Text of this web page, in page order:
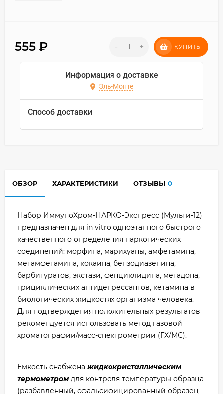
555 ₽ - + КУПИТЬ
Информация о доставке
Эль-Монте
Способ доставки
ОБЗОР ХАРАКТЕРИСТИКИ ОТЗЫВЫ 0
Набор ИммуноХром-НАРКО-Экспресс (Мульти-12)
предназначен для in vitro одноэтапного быстрого
качественного определения наркотических
соединений: морфина, марихуаны, амфетамина,
метамфетамина, кокаина, бензодиазепина,
барбитуратов, экстази, фенциклидина, метадона,
трициклических антидепрессантов, кетамина в
биологических жидкостях организма человека.
Для подтверждения положительных результатов
рекомендуется использовать метод газовой
хроматографии/масс-спектрометрии (ГХ/МС).
Емкость снабженажидкокристаллическим
термометром для контроля температуры образца
(разбавленный, сфальсифицированный образец